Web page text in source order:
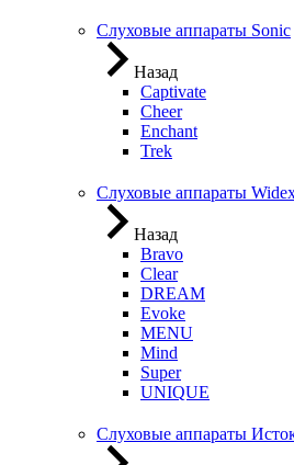
Слуховые аппараты Sonic
Назад
Captivate
Cheer
Enchant
Trek
Слуховые аппараты
Назад
Bravo
Clear
DREAM
Evoke
MENU
Mind
Super
UNIQUE
Слуховые аппараты